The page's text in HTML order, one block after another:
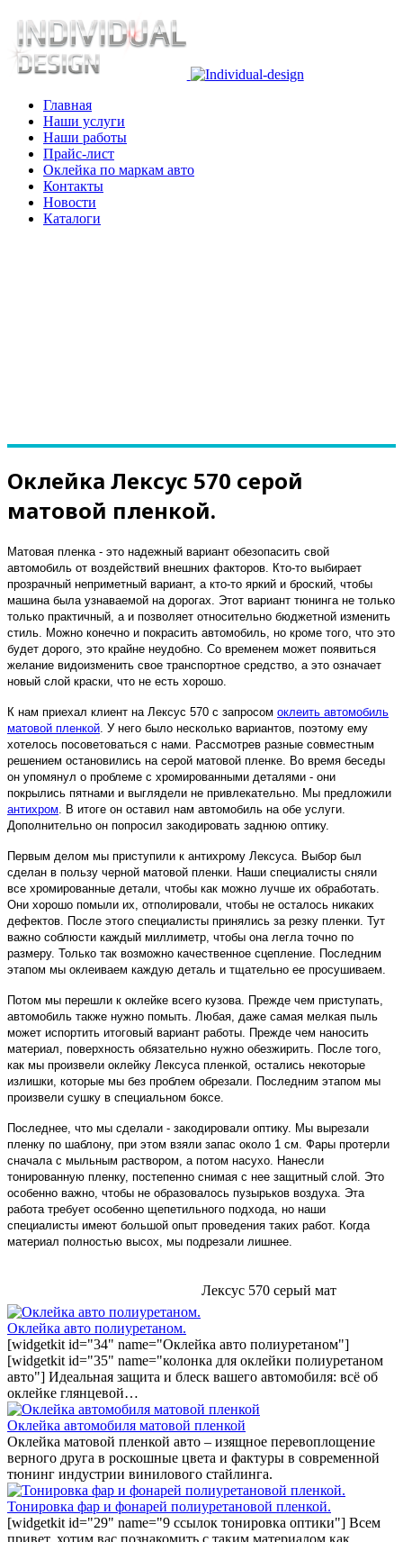
Главная
Наши услуги
Наши работы
Прайс-лист
Оклейка по маркам авто
Контакты
Новости
Каталоги
Оклейка Лексус 570 серой
матовой пленкой.
Матовая пленка - это надежный вариант обезопасить свой
автомобиль от воздействий внешних факторов. Кто-то выбирает
прозрачный неприметный вариант, а кто-то яркий и броский, чтобы
машина была узнаваемой на дорогах. Этот вариант тюнинга не только
только практичный, а и позволяет относительно бюджетной изменить
стиль. Можно конечно и покрасить автомобиль, но кроме того, что это
будет дорого, это крайне неудобно. Со временем может появиться
желание видоизменить свое транспортное средство, а это означает
новый слой краски, что не есть хорошо.
К нам приехал клиент на Лексус 570 с запросом оклеить автомобиль
матовой пленкой. У него было несколько вариантов, поэтому ему
хотелось посоветоваться с нами. Рассмотрев разные совместным
решением остановились на серой матовой пленке. Во время беседы
он упомянул о проблеме с хромированными деталями - они
покрылись пятнами и выглядели не привлекательно. Мы предложили
антихром. В итоге он оставил нам автомобиль на обе услуги.
Дополнительно он попросил закодировать заднюю оптику.
Первым делом мы приступили к антихрому Лексуса. Выбор был
сделан в пользу черной матовой пленки. Наши специалисты сняли
все хромированные детали, чтобы как можно лучше их обработать.
Они хорошо помыли их, отполировали, чтобы не осталось никаких
дефектов. После этого специалисты принялись за резку пленки. Тут
важно соблюсти каждый миллиметр, чтобы она легла точно по
размеру. Только так возможно качественное сцепление. Последним
этапом мы оклеиваем каждую деталь и тщательно ее просушиваем.
Потом мы перешли к оклейке всего кузова. Прежде чем приступать,
автомобиль также нужно помыть. Любая, даже самая мелкая пыль
может испортить итоговый вариант работы. Прежде чем наносить
материал, поверхность обязательно нужно обезжирить. После того,
как мы произвели оклейку Лексуса пленкой, остались некоторые
излишки, которые мы без проблем обрезали. Последним этапом мы
произвели сушку в специальном боксе.
Последнее, что мы сделали - закодировали оптику. Мы вырезали
пленку по шаблону, при этом взяли запас около 1 см. Фары протерли
сначала с мыльным раствором, а потом насухо. Нанесли
тонированную пленку, постепенно снимая с нее защитный слой. Это
особенно важно, чтобы не образовалось пузырьков воздуха. Эта
работа требует особенно щепетильного подхода, но наши
специалисты имеют большой опыт проведения таких работ. Когда
материал полностью высох, мы подрезали лишнее.
Лексус 570 серый мат
Оклейка авто полиуретаном.
[widgetkit id="34" name="Оклейка авто полиуретаном"]
[widgetkit id="35" name="колонка для оклейки полиуретаном
авто"] Идеальная защита и блеск вашего автомобиля: всё об
оклейке глянцевой…
Оклейка автомобиля матовой пленкой
Оклейка матовой пленкой авто – изящное перевоплощение
верного друга в роскошные цвета и фактуры в современной
тюнинг индустрии винилового стайлинга.
Тонировка фар и фонарей полиуретановой пленкой.
[widgetkit id="29" name="9 ссылок тонировка оптики"] Всем